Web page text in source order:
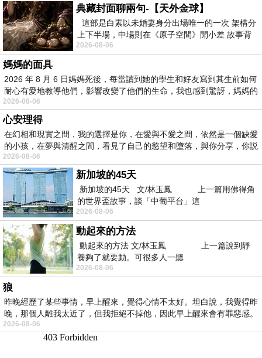
典藏封面聊兩句-【天外金球】
這部是白素以未婚妻身分出場唯一的一次 架構分
上下半場，中場則在《原子空間》開小差 故事背
景影射西藏境外流亡 地下組織
2026-08-06
媽媽的面具
2026 年 8 月 6 日媽媽死後，每當讀到她的學生和好友寫到其生前如何
耐心有愛地教導他們，影響改變了他們的生命，我也感到驚訝，媽媽的
2026-08-06
心安理得
在幻相和現實之間，我的選擇是你，在愛與不愛之間，依然是一個缺愛
的小孩，在夢與清醒之間，看見了自己的慾望和墮落，與你分享，你説
2026-08-06
新加坡的45天
新加坡的45天 文/林玉鳳 上一篇用佛得角
的世界盃故事，談「中葡平台」這
2026-08-06
動起來的方法
動起來的方法 文/林玉鳳 上一篇說到靜
養夠了就要動。可很多人一聽
2026-08-06
狼
昨晚經歷了某些事情，早上醒來，覺得心情不太好。坦白說，我覺得昨
晚，那個人離我太近了，但我拒絕不掉他，因此早上醒來會有罪惡感。
2026-08-06